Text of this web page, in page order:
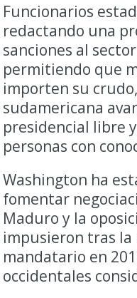
Funcionarios
redactando una
sanciones al
permitiendo que
importen su
sudamericana
presidencial libre
personas con
Washington ha
fomentar
Maduro y la
impusieron tras la
mandatario en
occidentales